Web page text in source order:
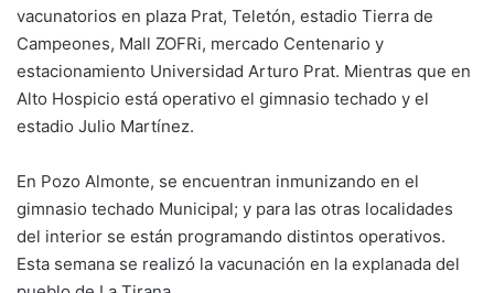
vacunatorios en plaza Prat, Teletón, estadio Tierra de
Campeones, Mall ZOFRi, mercado Centenario y
estacionamiento Universidad Arturo Prat. Mientras que en
Alto Hospicio está operativo el gimnasio techado y el
estadio Julio Martínez.
En Pozo Almonte, se encuentran inmunizando en el
gimnasio techado Municipal; y para las otras localidades
del interior se están programando distintos operativos.
Esta semana se realizó la vacunación en la explanada del